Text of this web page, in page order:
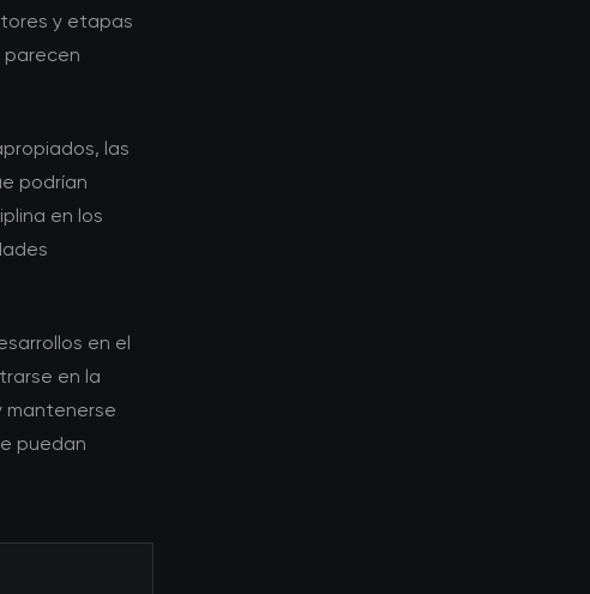
y etapas
parecen
las
podrían
en los
en el
en la
mantenerse
puedan